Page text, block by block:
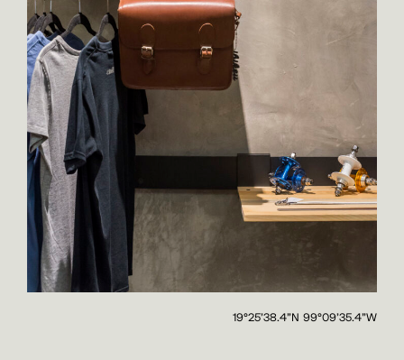
19°25'38.4"N 99°09'35.4"W